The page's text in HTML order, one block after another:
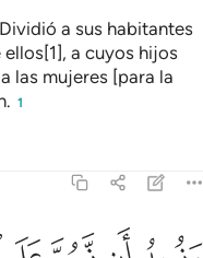
a sus habitantes
ellos[1], a cuyos hijos
las mujeres [para la
1
ونريد ان نمن على الذين